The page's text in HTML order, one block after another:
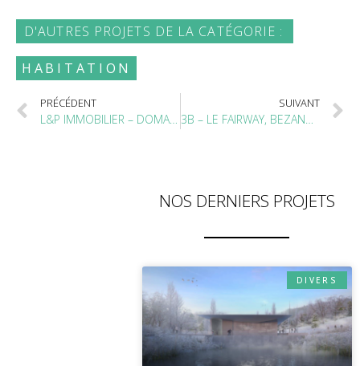
D'AUTRES PROJETS DE LA CATÉGORIE :
HABITATION
PRÉCÉDENT SUIVANT
NOS DERNIERS PROJETS
DIVERS